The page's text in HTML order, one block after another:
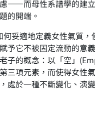
——而母性系譜學的建
的開端。
妥適地定義女性氣質，
予它不被固定流動的意
子的概念：以「空」
三項元素，而使得女性
處於一種不斷變化、演